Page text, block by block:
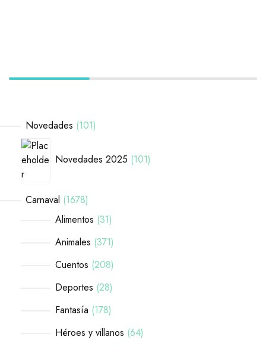
Novedades 101
Novedades 2025 101
Carnaval 1678
Alimentos 31
Animales 371
Cuentos 208
Deportes 28
Fantasía 178
Héroes y villanos 64